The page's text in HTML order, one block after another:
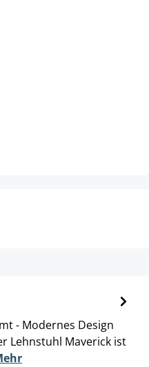
- Modernes Design
Lehnstuhl Maverick ist